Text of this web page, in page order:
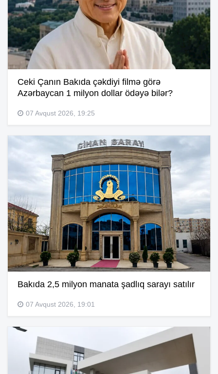
Ceki Çanın Bakıda çəkdiyi filmə görə
Azərbaycan 1 milyon dollar ödəyə bilər?
07 Avqust 2026, 19:25
Bakıda 2,5 milyon manata şadlıq sarayı satılır
07 Avqust 2026, 19:01